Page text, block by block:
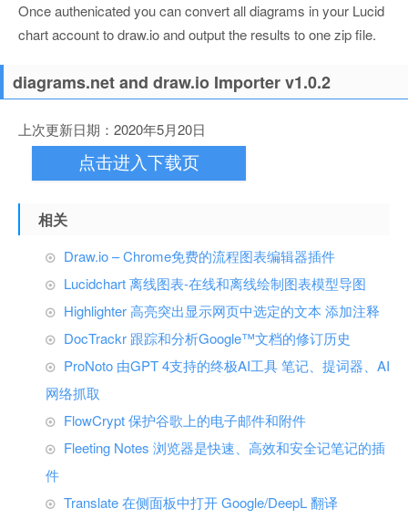
Once authenicated you can convert all diagrams in your Lucid
chart account to draw.io and output the results to one zip file.
diagrams.net and draw.io Importer v1.0.2
上次更新日期：2020年5月20日
点击进入下载页
相关
Draw.io – Chrome免费的流程图表编辑器插件
Lucidchart 离线图表-在线和离线绘制图表模型导图
Highlighter 高亮突出显示网页中选定的文本 添加注释
DocTrackr 跟踪和分析Google™文档的修订历史
ProNoto 由GPT 4支持的终极AI工具 笔记、提词器、AI
网络抓取
FlowCrypt 保护谷歌上的电子邮件和附件
Fleeting Notes 浏览器是快速、高效和安全记笔记的插
件
Translate 在侧面板中打开 Google/DeepL 翻译